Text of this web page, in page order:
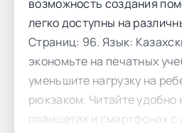
возможность создания
легко доступны на
Страниц: 96. Язык:
экономьте на печатных
уменьшите нагрузку на
рюкзаком. Читайте удобно
планшетах и смартфонах с